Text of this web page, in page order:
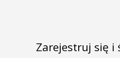
Zarejestruj się i